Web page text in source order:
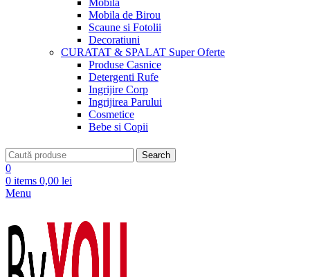
Mobila
Mobila de Birou
Scaune si Fotolii
Decoratiuni
CURATAT & SPALAT Super Oferte
Produse Casnice
Detergenti Rufe
Ingrijire Corp
Ingrijirea Parului
Cosmetice
Bebe si Copii
Search
0
0 items 0,00 lei
Menu